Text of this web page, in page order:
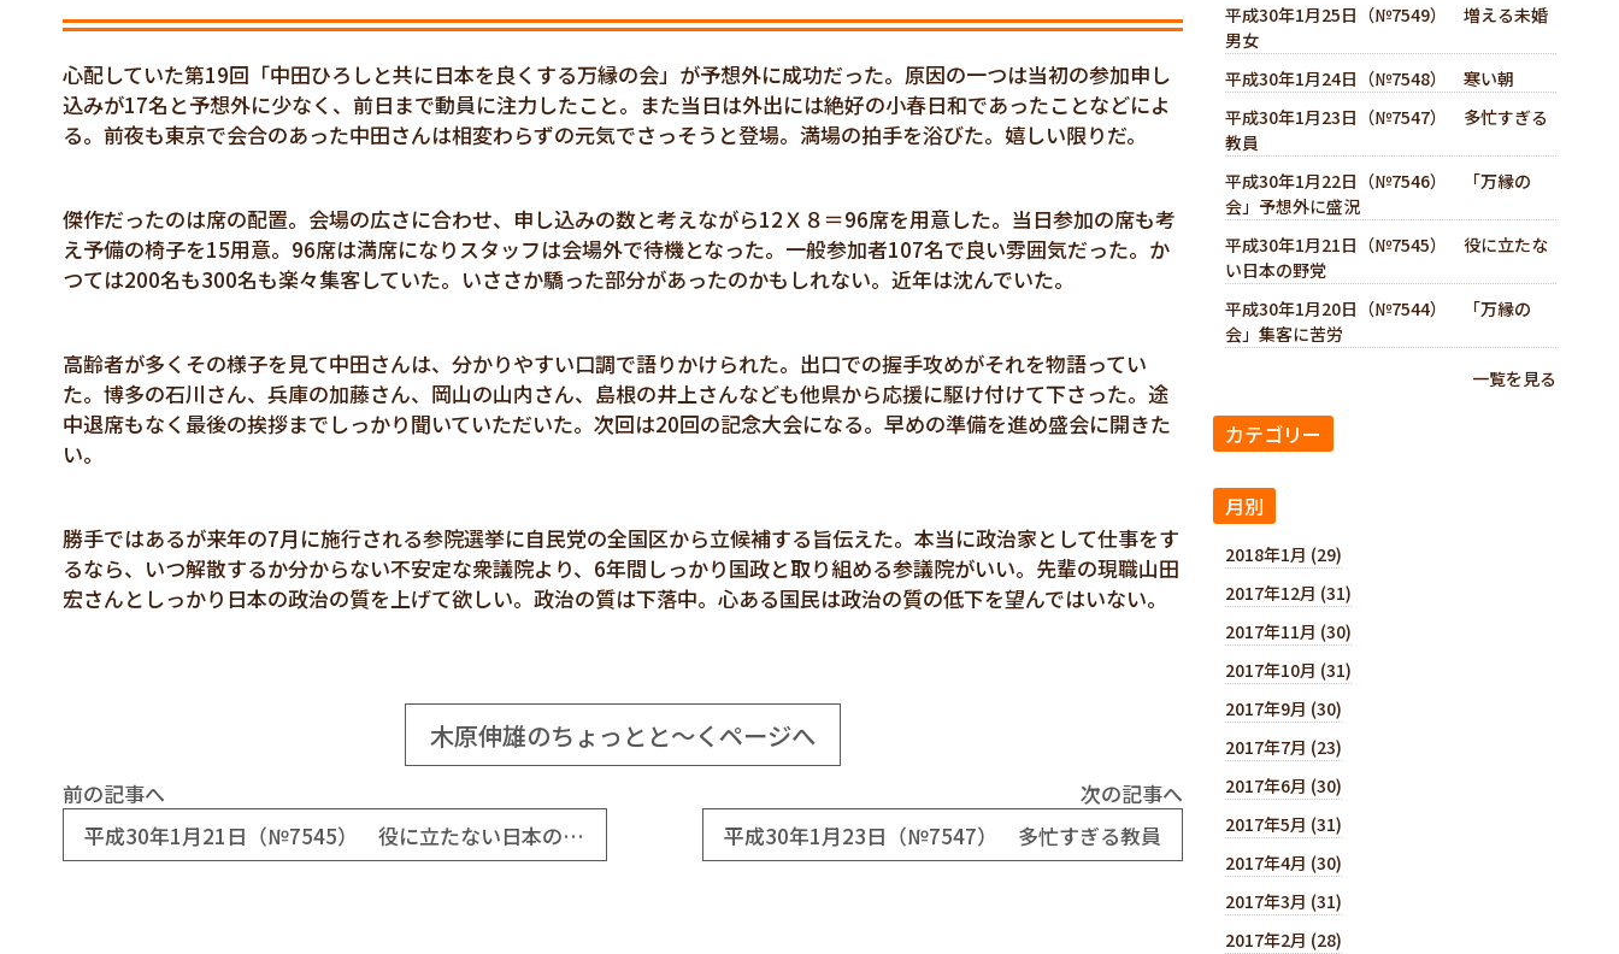
心配していた第19回「中田ひろしと共に日本を良くする万縁の会」が予想外に成功だった。原因の一つは当初の参加申し
込みが17名と予想外に少なく、前日まで動員に注力したこと。また当日は外出には絶好の小春日和であったことなどによ
る。前夜も東京で会合のあった中田さんは相変わらずの元気でさっそうと登場。満場の拍手を浴びた。嬉しい限りだ。
傑作だったのは席の配置。会場の広さに合わせ、申し込みの数と考えながら12Ｘ８＝96席を用意した。当日参加の席も考
え予備の椅子を15用意。96席は満席になりスタッフは会場外で待機となった。一般参加者107名で良い雰囲気だった。か
つては200名も300名も楽々集客していた。いささか驕った部分があったのかもしれない。近年は沈んでいた。
高齢者が多くその様子を見て中田さんは、分かりやすい口調で語りかけられた。出口での握手攻めがそれを物語ってい
た。博多の石川さん、兵庫の加藤さん、岡山の山内さん、島根の井上さんなども他県から応援に駆け付けて下さった。途
中退席もなく最後の挨拶までしっかり聞いていただいた。次回は20回の記念大会になる。早めの準備を進め盛会に開きた
い。
勝手ではあるが来年の7月に施行される参院選挙に自民党の全国区から立候補する旨伝えた。本当に政治家として仕事をす
るなら、いつ解散するか分からない不安定な衆議院より、6年間しっかり国政と取り組める参議院がいい。先輩の現職山田
宏さんとしっかり日本の政治の質を上げて欲しい。政治の質は下落中。心ある国民は政治の質の低下を望んではいない。
木原伸雄のちょっとと～くページへ
前の記事へ
平成30年1月21日（№7545） 役に立たない日本の野党
次の記事へ
平成30年1月23日（№7547） 多忙すぎる教員
平成30年1月25日（№7549） 増える未婚
男女
平成30年1月24日（№7548） 寒い朝
平成30年1月23日（№7547） 多忙すぎる
教員
平成30年1月22日（№7546） 「万縁の
会」予想外に盛況
平成30年1月21日（№7545） 役に立たな
い日本の野党
平成30年1月20日（№7544） 「万縁の
会」集客に苦労
一覧を見る
カテゴリー
月別
2018年1月 (29)
2017年12月 (31)
2017年11月 (30)
2017年10月 (31)
2017年9月 (30)
2017年7月 (23)
2017年6月 (30)
2017年5月 (31)
2017年4月 (30)
2017年3月 (31)
2017年2月 (28)